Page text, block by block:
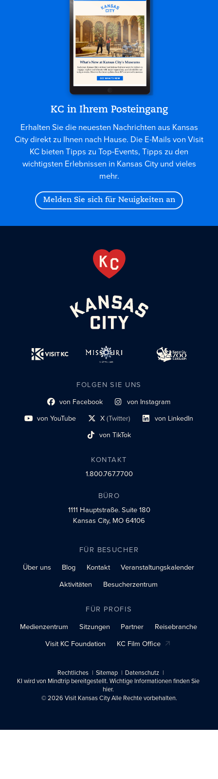
KC in Ihrem Posteingang
Erhalten Sie die neuesten Nachrichten aus Kansas
City direkt zu Ihnen nach Hause. Die E-Mails von Visit
KC bieten Tipps zu Top-Events, Tipps zu den
wichtigsten Erlebnissen in Kansas City und vieles
mehr.
Melden Sie sich für Neuigkeiten an
FOLGEN SIE UNS
Link zum sozialen Profil
von Facebook Link zum sozialen Profil
von Instagram
Link zum sozialen Profil
von YouTube X(Twitter)
Social-Profil-Link Link zum sozialen Profil
von LinkedIn
Link zum sozialen Profil
von TikTok
KONTAKT
1.800.767.7700
BÜRO
1111 Hauptstraße.Suite 180
Kansas City, MO 64106
FÜR BESUCHER
Über uns
Blog Kontakt
Veranstaltungskalender
Aktivitäten
Besucherzentrum
FÜR PROFIS
Medienzentrum
Sitzungen Partner
Reisebranche
Visit KC Foundation
KC Film Office
Rechtliches Sitemap
Datenschutz
KI wird von Mindtrip bereitgestellt. Wichtige Informationen finden Sie
hier.
© 2026 Visit Kansas City Alle Rechte vorbehalten.